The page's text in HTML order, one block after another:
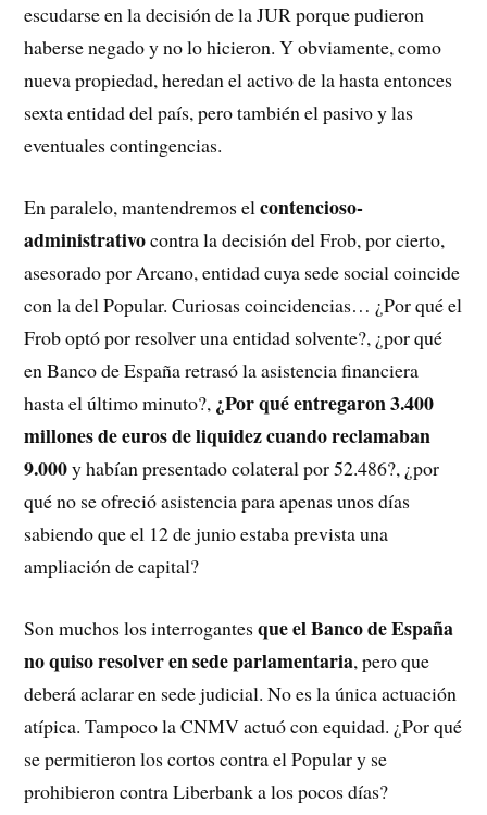
escudarse en la decisión de la JUR porque pudieron
haberse negado y no lo hicieron. Y obviamente, como
nueva propiedad, heredan el activo de la hasta entonces
sexta entidad del país, pero también el pasivo y las
eventuales contingencias.
En paralelo, mantendremos elcontencioso-
administrativocontra la decisión del Frob, por cierto,
asesorado por Arcano, entidad cuya sede social coincide
con la del Popular. Curiosas coincidencias… ¿Por qué el
Frob optó por resolver una entidad solvente?, ¿por qué
en Banco de España retrasó la asistencia financiera
hasta el último minuto?, ¿Por qué entregaron 3.400
millones de euros de liquidez cuando reclamaban
9.000y habían presentado colateral por 52.486?, ¿por
qué no se ofreció asistencia para apenas unos días
sabiendo que el 12 de junio estaba prevista una
ampliación de capital?
Son muchos los interrogantesque el Banco de España
no quiso resolver en sede parlamentaria, pero que
deberá aclarar en sede judicial. No es la única actuación
atípica. Tampoco la CNMV actuó con equidad. ¿Por qué
se permitieron los cortos contra el Popular y se
prohibieron contra Liberbank a los pocos días?